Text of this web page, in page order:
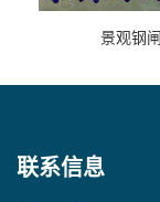
景观钢闸
联系信息